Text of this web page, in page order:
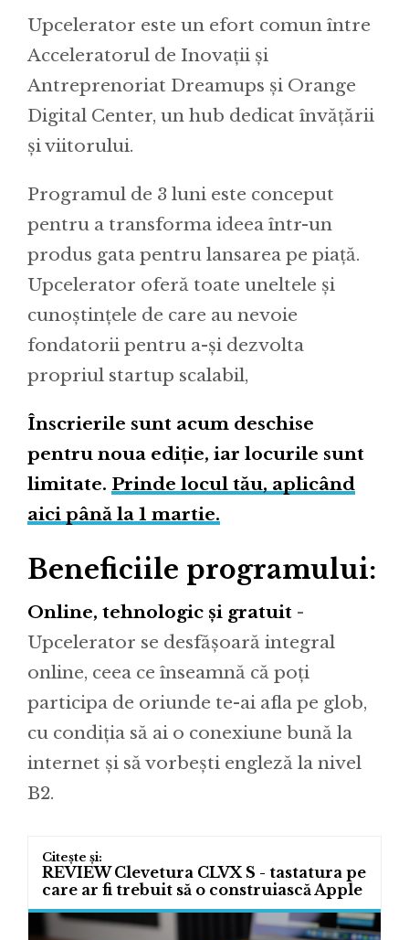
Upcelerator este un efort comun între
Acceleratorul de Inovații și
Antreprenoriat Dreamups și Orange
Digital Center, un hub dedicat învățării
și viitorului.
Programul de 3 luni este conceput
pentru a transforma ideea într-un
produs gata pentru lansarea pe piață.
Upcelerator oferă toate uneltele și
cunoștințele de care au nevoie
fondatorii pentru a-și dezvolta
propriul startup scalabil,
Înscrierile sunt acum deschise
pentru noua ediție, iar locurile sunt
limitate. Prinde locul tău, aplicând
aici până la 1 martie.
Beneficiile programului:
Online, tehnologic și gratuit -
Upcelerator se desfășoară integral
online, ceea ce înseamnă că poți
participa de oriunde te-ai afla pe glob,
cu condiția să ai o conexiune bună la
internet și să vorbești engleză la nivel
B2.
REVIEW Clevetura CLVX S - tastatura pe
care ar fi trebuit să o construiască Apple